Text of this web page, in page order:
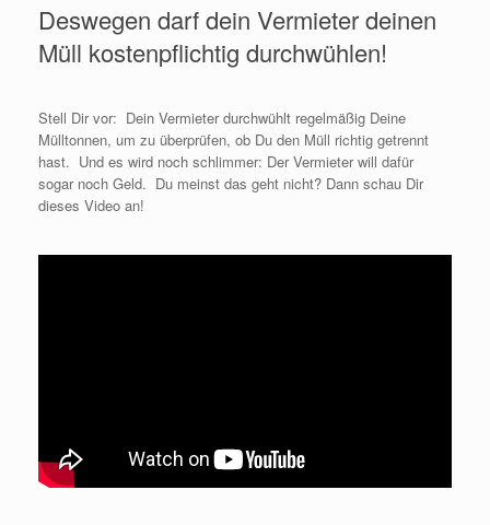
Deswegen darf dein Vermieter deinen
Müll kostenpflichtig durchwühlen!
Stell Dir vor: Dein Vermieter durchwühlt regelmäßig Deine
Mülltonnen, um zu überprüfen, ob Du den Müll richtig getrennt
hast. Und es wird noch schlimmer: Der Vermieter will dafür
sogar noch Geld. Du meinst das geht nicht? Dann schau Dir
dieses Video an!